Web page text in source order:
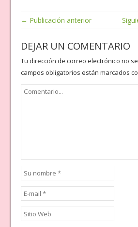
← Publicación anterior
DEJAR UN COMENTARIO
Tu dirección de correo electrónico no
campos obligatorios están marcados